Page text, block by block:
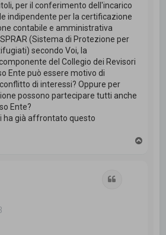
per il conferimento dell'incarico
indipendente per la certificazione
contabile e amministrativa
(Sistema di Protezione per
secondo Voi, la
del Collegio dei Revisori
Ente può essere motivo di
di interessi? Oppure per
possono partecipare tutti anche
Ente?
ha già affrontato questo